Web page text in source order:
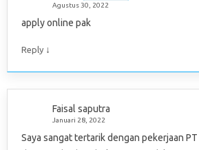
Agustus 30, 2022
apply online pak
Reply ↓
Faisal saputra
Januari 28, 2022
Saya sangat tertarik dengan pekerjaan